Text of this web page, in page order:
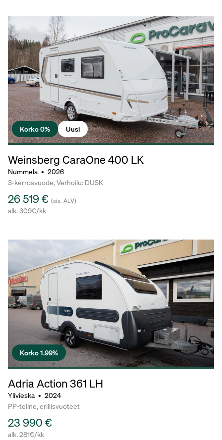
Korko 0% Uusi
Weinsberg CaraOne 400 LK
Nummela • 2026
3-kerrosvuode, Verhoilu: DUSK
26 519 € (sis. ALV)
alk. 309€/kk
Korko 1.99%
Adria Action 361 LH
Ylivieska • 2024
PP-teline, erillisvuoteet
23 990 €
alk. 281€/kk